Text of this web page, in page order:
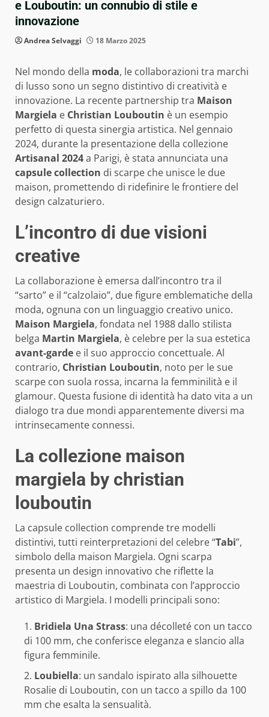
e Louboutin: un connubio di stile e
innovazione
Andrea Selvaggi 18 Marzo 2025
Nel mondo della moda, le collaborazioni tra marchi
di lusso sono un segno distintivo di creatività e
innovazione. La recente partnership tra Maison
Margiela e Christian Louboutin è un esempio
perfetto di questa sinergia artistica. Nel gennaio
2024, durante la presentazione della collezione
Artisanal 2024a Parigi, è stata annunciata una
capsule collection di scarpe che unisce le due
maison, promettendo di ridefinire le frontiere del
design calzaturiero.
L’incontro di due visioni
creative
La collaborazione è emersa dall’incontro tra il
“sarto” e il “calzolaio”, due figure emblematiche della
moda, ognuna con un linguaggio creativo unico.
Maison Margiela, fondata nel 1988 dallo stilista
belga Martin Margiela, è celebre per la sua estetica
avant-garde e il suo approccio concettuale. Al
contrario, Christian Louboutin, noto per le sue
scarpe con suola rossa, incarna la femminilità e il
glamour. Questa fusione di identità ha dato vita a un
dialogo tra due mondi apparentemente diversi ma
intrinsecamente connessi.
La collezione maison
margiela by christian
louboutin
La capsule collection comprende tre modelli
distintivi, tutti reinterpretazioni del celebre “Tabi”,
simbolo della maison Margiela. Ogni scarpa
presenta un design innovativo che riflette la
maestria di Louboutin, combinata con l’approccio
artistico di Margiela. I modelli principali sono:
Bridiela Una Strass: una décolleté con un tacco
di 100 mm, che conferisce eleganza e slancio alla
figura femminile.
Loubiella: un sandalo ispirato alla silhouette
Rosalie di Louboutin, con un tacco a spillo da 100
mm che esalta la sensualità.